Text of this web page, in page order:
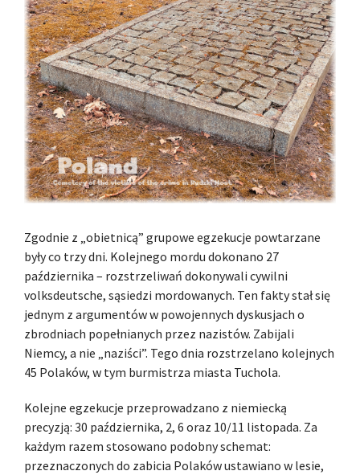
Zgodnie z „obietnicą” grupowe egzekucje powtarzane
były co trzy dni. Kolejnego mordu dokonano 27
października – rozstrzeliwań dokonywali cywilni
volksdeutsche, sąsiedzi mordowanych. Ten fakty stał się
jednym z argumentów w powojennych dyskusjach o
zbrodniach popełnianych przez nazistów. Zabijali
Niemcy, a nie „naziści”. Tego dnia rozstrzelano kolejnych
45 Polaków, w tym burmistrza miasta Tuchola.
Kolejne egzekucje przeprowadzano z niemiecką
precyzją: 30 października, 2, 6 oraz 10/11 listopada. Za
każdym razem stosowano podobny schemat:
przeznaczonych do zabicia Polaków ustawiano w lesie,